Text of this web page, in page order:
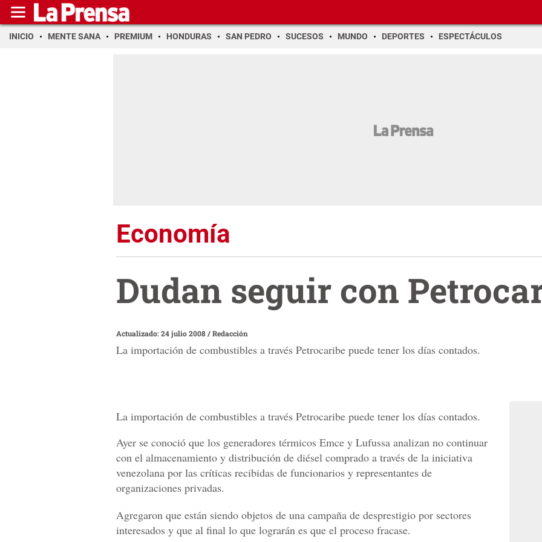
INICIO MENTE SANA PREMIUM HONDURAS SAN PEDRO SUCESOS MUNDO DEPORTES ESPECTÁCULOS
Economía
Dudan seguir con
Actualizado: 24 julio 2008/Redacción
La importación de combustibles a través Petrocaribe puede tener los días contados.
La importación de combustibles a través Petrocaribe puede tener los días contados.
Ayer se conoció que los generadores térmicos Emce y Lufussa analizan no continuar
con el almacenamiento y distribución de diésel comprado a través de la iniciativa
venezolana por las críticas recibidas de funcionarios y representantes de
organizaciones privadas.
Agregaron que están siendo objetos de una campaña de desprestigio por sectores
interesados y que al final lo que lograrán es que el proceso fracase.